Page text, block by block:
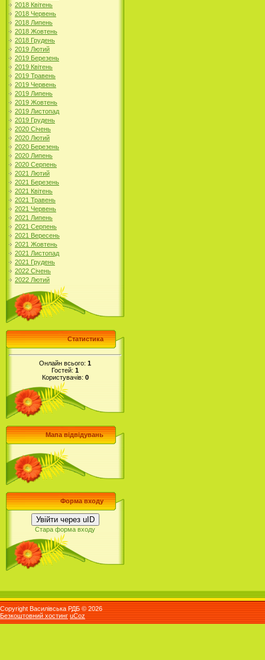
2018 Квітень
2018 Червень
2018 Липень
2018 Жовтень
2018 Грудень
2019 Лютий
2019 Березень
2019 Квітень
2019 Травень
2019 Червень
2019 Липень
2019 Жовтень
2019 Листопад
2019 Грудень
2020 Січень
2020 Лютий
2020 Березень
2020 Липень
2020 Серпень
2021 Лютий
2021 Березень
2021 Квітень
2021 Травень
2021 Червень
2021 Липень
2021 Серпень
2021 Вересень
2021 Жовтень
2021 Листопад
2021 Грудень
2022 Січень
2022 Лютий
Статистика
Онлайн всього: 1
Гостей: 1
Користувачів: 0
Мапа відвідувань
Форма входу
Увійти через uID
Стара форма входу
Copyright Василівська РДБ © 2026
Безкоштовний хостинг uCoz